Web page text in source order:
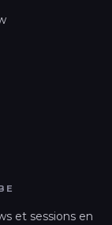
et sessions en